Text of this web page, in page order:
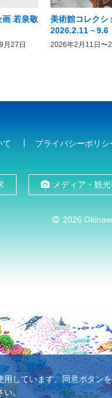
画 若泉敬
月27日
美術館コレク
2026.2.11－9.6
2026年2月11日〜
て プライバシーポリシ
メディア・観
2026
しています。同意ボタ
い。